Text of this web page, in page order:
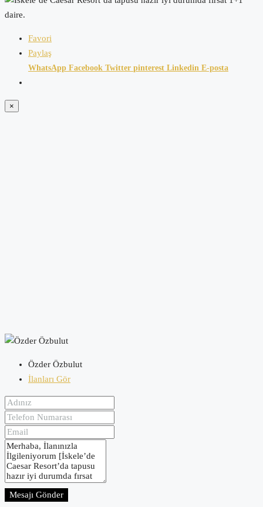
Favori
Paylaş
WhatsApp Facebook Twitter pinterest Linkedin E-posta
×
Özder Özbulut
İlanları Gör
Mesajı Gönder